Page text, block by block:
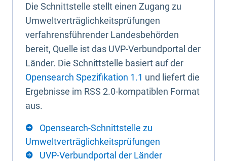
Die Schnittstelle stellt einen Zugang zu
Umweltverträglichkeitsprüfungen
verfahrensführender Landesbehörden
bereit, Quelle ist das UVP-Verbundportal der
Länder. Die Schnittstelle basiert auf der
Opensearch Spezifikation 1.1 und liefert die
Ergebnisse im RSS 2.0-kompatiblen Format
aus.
Opensearch-Schnittstelle zu
Umweltverträglichkeitsprüfungen
UVP-Verbundportal der Länder